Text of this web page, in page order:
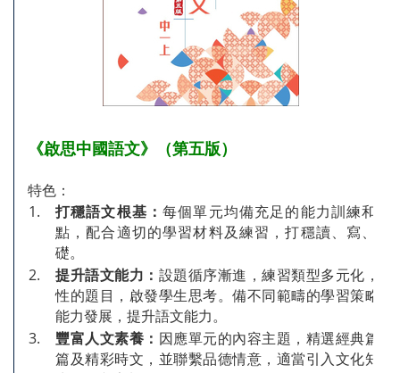
《啟思中國語文》（第五版）
特色：
1.
打穩語文根基：每個單元均備充足的能力訓練和語
點，配合適切的學習材料及練習，打穩讀、寫、聽
礎。
2.
提升語文能力： 設題循序漸進，練習類型多元化，並
性的題目，啟發學生思考。備不同範疇的學習策略，
能力發展，提升語文能力。
3.
豐富人文素養： 因應單元的內容主題，精選經典篇章
篇及精彩時文，並聯繫品德情意，適當引入文化知識